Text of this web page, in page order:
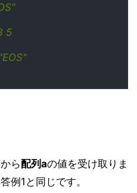
5
ら配列aの値を受け取りま
例1と同じです。